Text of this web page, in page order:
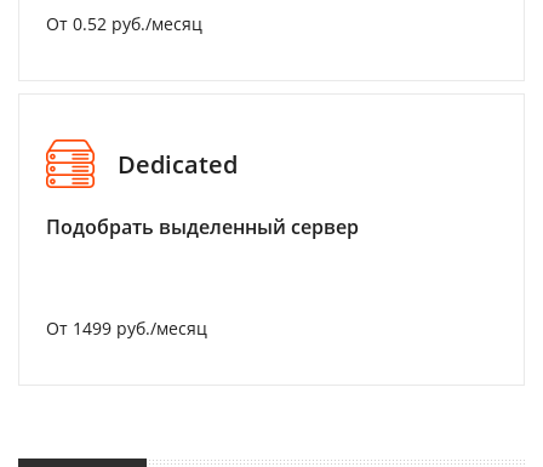
От 0.52 руб./месяц
Dedicated
Подобрать выделенный сервер
От 1499 руб./месяц